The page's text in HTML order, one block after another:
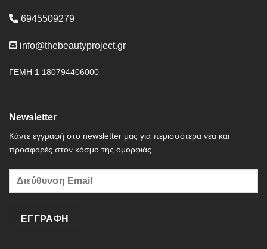
6945509279
info@thebeautyproject.gr
ΓΕΜΗ 1 180794406000
Newsletter
Κάντε εγγραφή στο newsletter μας για περισσότερα νέα και
προσφορές στον κόσμο της ομορφιάς